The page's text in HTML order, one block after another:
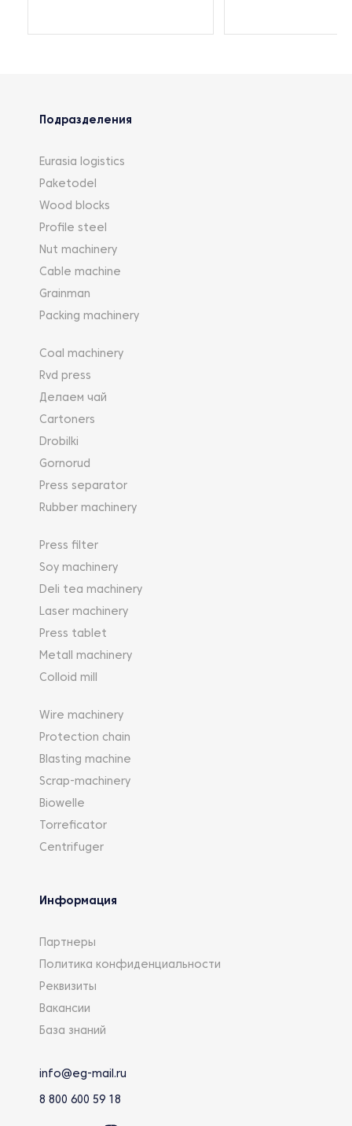
Подразделения
Eurasia logistics
Paketodel
Wood blocks
Profile steel
Nut machinery
Cable machine
Grainman
Packing machinery
Coal machinery
Rvd press
Делаем чай
Cartoners
Drobilki
Gornorud
Press separator
Rubber machinery
Press filter
Soy machinery
Deli tea machinery
Laser machinery
Press tablet
Metall machinery
Colloid mill
Wire machinery
Protection chain
Blasting machine
Scrap-machinery
Biowelle
Torreficator
Centrifuger
Информация
Партнеры
Политика конфиденциальности
Реквизиты
Вакансии
База знаний
info@eg-mail.ru
8 800 600 59 18